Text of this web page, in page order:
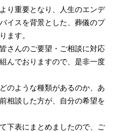
り重要となり、人生のエンデ
イスを背景とした、葬儀のプ
ます。
さんのご要望・ご相談に対応
んでおりますので、是非一度
のような種類があるのか、あ
相談した方が、自分の希望を
下表にまとめましたので、ご